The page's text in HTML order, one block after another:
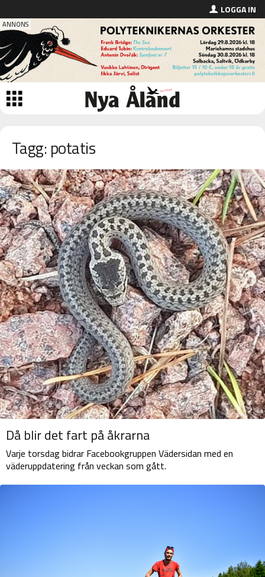
LOGGA IN
Tagg: potatis
Då blir det fart på åkrarna
Varje torsdag bidrar Facebookgruppen Vädersidan med en
väderuppdatering från veckan som gått.